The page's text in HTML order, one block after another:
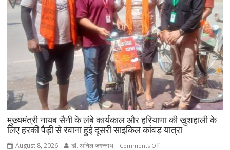
CM
सैनी
बोले-
2047
तक
हरियाणा
को
स्वास्थ्य
क्षेत्र
में
बनाएंगे
अग्रणी
मुख्यमंत्री नायब सैनी के लंबे कार्यकाल और हरियाणा की खुशहाली के
लिए हरकी पैड़ी से रवाना हुई दूसरी साइकिल कांवड़ यात्रा
August 8, 2026 डॉ. अनिल जगन्नाथ Comments Offon